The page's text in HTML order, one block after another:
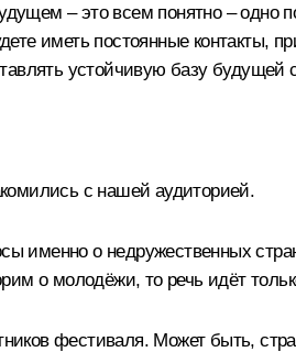
– это всем понятно – одно
иметь постоянные контакты,
устойчивую базу будущей
с нашей аудиторией.
именно о недружественных
о молодёжи, то речь идёт
фестиваля. Может быть,